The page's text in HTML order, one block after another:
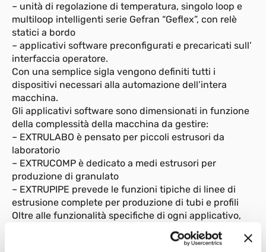
– unità di regolazione di temperatura, singolo loop e
multiloop intelligenti serie Gefran “Geflex”, con relè
statici a bordo
– applicativi software preconfigurati e precaricati sull’
interfaccia operatore.
Con una semplice sigla vengono definiti tutti i
dispositivi necessari alla automazione dell’intera
macchina.
Gli applicativi software sono dimensionati in funzione
della complessità della macchina da gestire:
– EXTRULABO è pensato per piccoli estrusori da
laboratorio
– EXTRUCOMP è dedicato a medi estrusori per
produzione di granulato
– EXTRUPIPE prevede le funzioni tipiche di linee di
estrusione complete per produzione di tubi e profili
Oltre alle funzionalità specifiche di ogni applicativo,
– interfaccia grafica immediata ed intuitiva per gestire